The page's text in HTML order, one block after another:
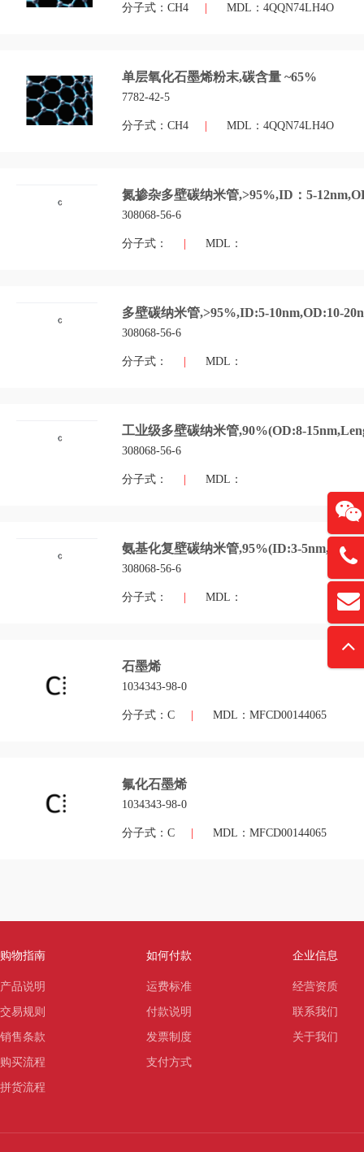
分子式：CH4 MDL：4QQN74LH4O
单层氧化石墨烯粉末,碳含量 ~65%
7782-42-5
分子式：CH4 MDL：4QQN74LH4O
氮掺杂多壁碳纳米管,>95%,ID：5-
308068-56-6
分子式： MDL：
多壁碳纳米管,>95%,ID:5-10nm,OD:10-20n
308068-56-6
分子式： MDL：
工业级多壁碳纳米管,90%(OD:8-
308068-56-6
分子式： MDL：
氨基化复壁碳纳米管,95%(ID:3-
308068-56-6
分子式： MDL：
石墨烯
1034343-98-0
分子式：C MDL：MFCD00144065
氟化石墨烯
1034343-98-0
分子式：C MDL：MFCD00144065
购物指南
产品说明
交易规则
销售条款
购买流程
拼货流程
如何付款
运费标准
付款说明
发票制度
支付方式
企业信息
经营资质
联系我们
关于我们
扫